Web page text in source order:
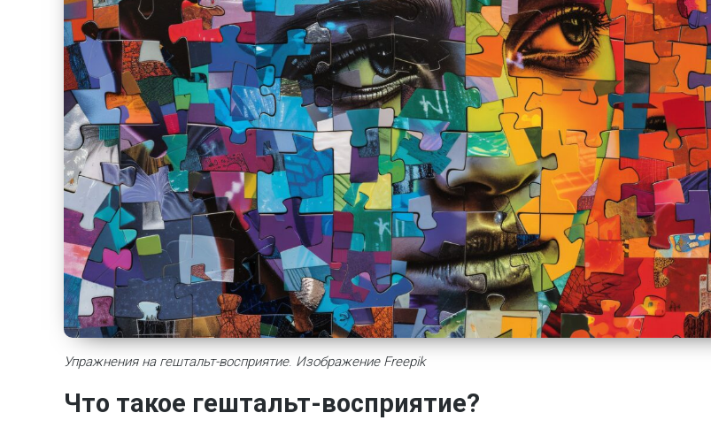
Упражнения на гештальт-восприятие. Изображение Freepik
Что такое гештальт-восприятие?